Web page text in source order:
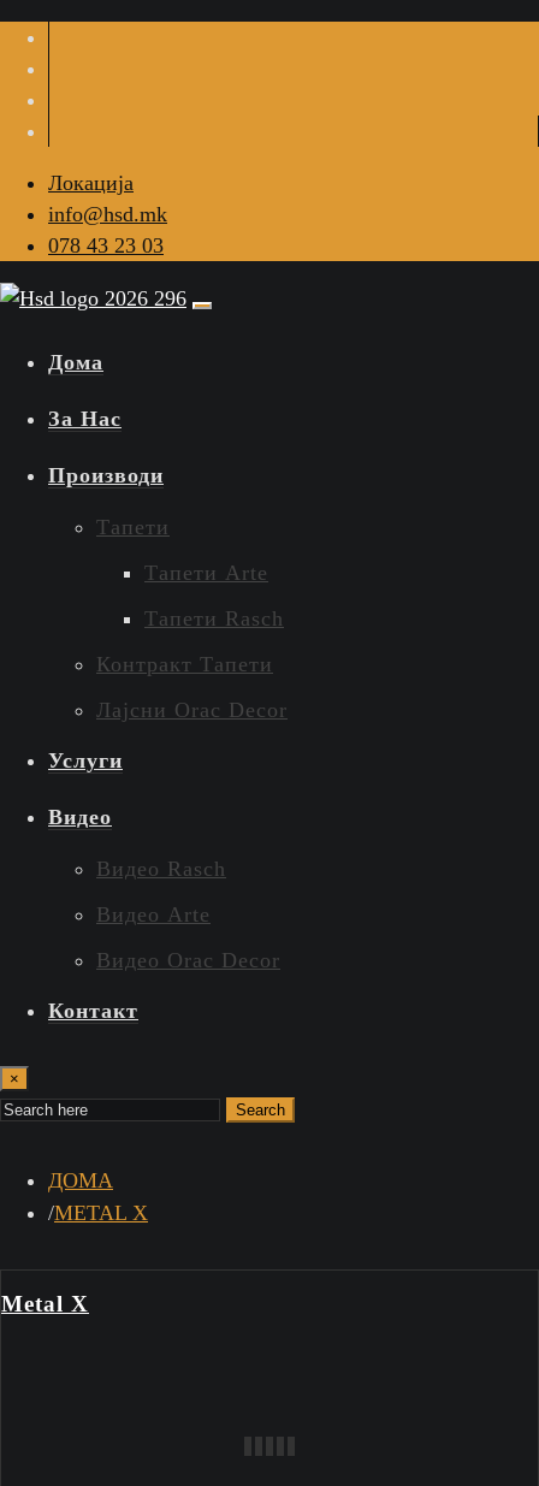
Локација
info@hsd.mk
078 43 23 03
Дома
За Нас
Производи
Тапети
Тапети Arte
Тапети Rasch
Контракт Тапети
Лајсни Orac Decor
Услуги
Видео
Видео Rasch
Видео Arte
Видео Orac Decor
Контакт
×
Search
ДОМА
METAL X
Metal X